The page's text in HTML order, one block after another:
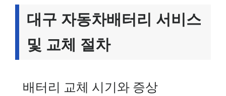
대구 자동차배터리 서비스
및 교체 절차
배터리 교체 시기와 증상